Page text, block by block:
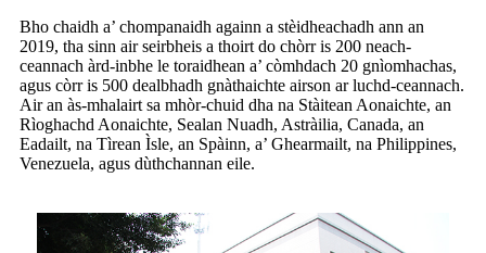
Bho chaidh a’ chompanaidh againn a stèidheachadh ann an
2019, tha sinn air seirbheis a thoirt do chòrr is 200 neach-
ceannach àrd-inbhe le toraidhean a’ còmhdach 20 gnìomhachas,
agus còrr is 500 dealbhadh gnàthaichte airson ar luchd-ceannach.
Air an às-mhalairt sa mhòr-chuid dha na Stàitean Aonaichte, an
Rìoghachd Aonaichte, Sealan Nuadh, Astràilia, Canada, an
Eadailt, na Tìrean Ìsle, an Spàinn, a’ Ghearmailt, na Philippines,
Venezuela, agus dùthchannan eile.